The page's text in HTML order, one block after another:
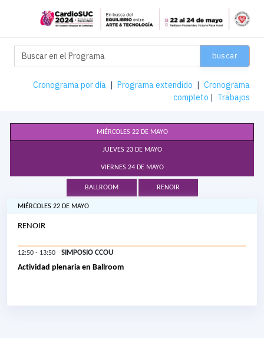
buscar
Cronograma por día | Programa extendido | Cronograma
completo | Trabajos
MIÉRCOLES 22 DE MAYO
JUEVES 23 DE MAYO
VIERNES 24 DE MAYO
BALLROOM RENOIR
MIÉRCOLES 22 DE MAYO
RENOIR
12:50 - 13:50 SIMPOSIO CCOU
Actividad plenaria en Ballroom